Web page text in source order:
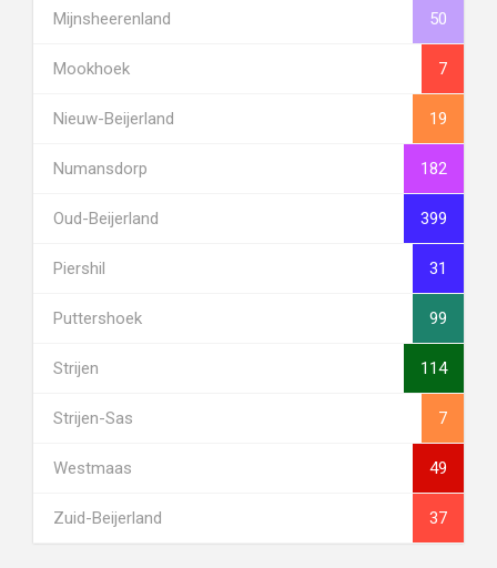
Mijnsheerenland 50
Mookhoek 7
Nieuw-Beijerland 19
Numansdorp 182
Oud-Beijerland 399
Piershil 31
Puttershoek 99
Strijen 114
Strijen-Sas 7
Westmaas 49
Zuid-Beijerland 37